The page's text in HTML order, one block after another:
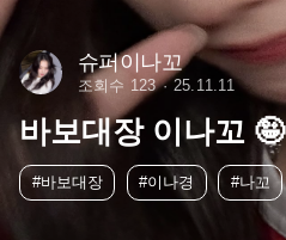
슈퍼이나꼬
조회수 123 25.11.11
바보대장 이나꼬 🤪
#바보대장 #이나경 #나꼬